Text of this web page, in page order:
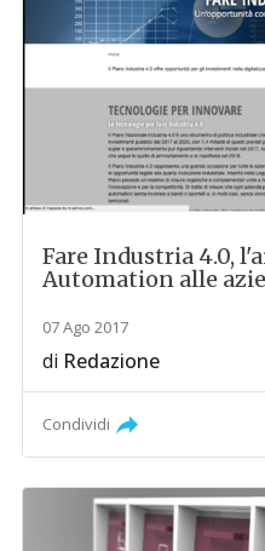
Fare Industria 4.0,
Automation alle
07 Ago 2017
di Redazione
Condividi